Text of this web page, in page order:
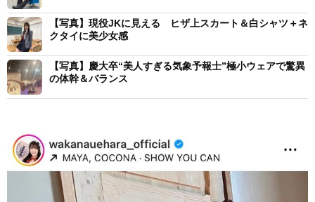
【写真】現役JKに見える ヒザ上スカート＆白シャツ＋ネ
クタイに美少女感
【写真】慶大卒“美人すぎる気象予報士”極小ウェアで驚異
の体幹＆バランス